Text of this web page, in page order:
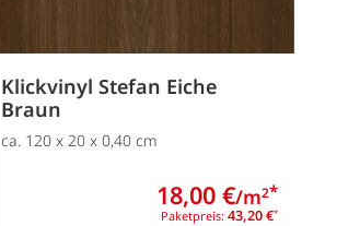
Klickvinyl Stefan Eiche
Braun
ca. 120 x 20 x 0,40 cm
Paketpreis: 43,20 €*
18,00 €/m2*